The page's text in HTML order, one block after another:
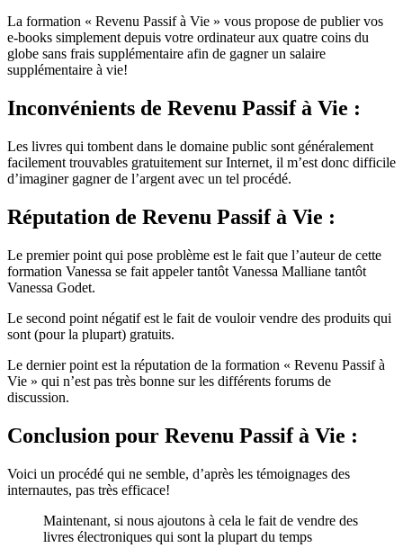
La formation « Revenu Passif à Vie » vous propose de publier vos
e-books simplement depuis votre ordinateur aux quatre coins du
globe sans frais supplémentaire afin de gagner un salaire
supplémentaire à vie!
Inconvénients de Revenu Passif à Vie :
Les livres qui tombent dans le domaine public sont généralement
facilement trouvables gratuitement sur Internet, il m’est donc difficile
d’imaginer gagner de l’argent avec un tel procédé.
Réputation de Revenu Passif à Vie :
Le premier point qui pose problème est le fait que l’auteur de cette
formation Vanessa se fait appeler tantôt Vanessa Malliane tantôt
Vanessa Godet.
Le second point négatif est le fait de vouloir vendre des produits qui
sont (pour la plupart) gratuits.
Le dernier point est la réputation de la formation « Revenu Passif à
Vie » qui n’est pas très bonne sur les différents forums de
discussion.
Conclusion pour Revenu Passif à Vie :
Voici un procédé qui ne semble, d’après les témoignages des
internautes, pas très efficace!
Maintenant, si nous ajoutons à cela le fait de vendre des
livres électroniques qui sont la plupart du temps